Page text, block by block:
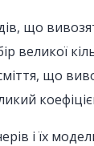
що
що
і їх